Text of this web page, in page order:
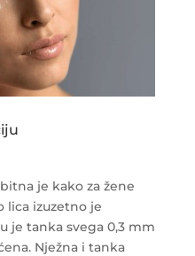
je kako za žene
lica izuzetno je
je tanka svega 0,3 mm
Nježna i tanka